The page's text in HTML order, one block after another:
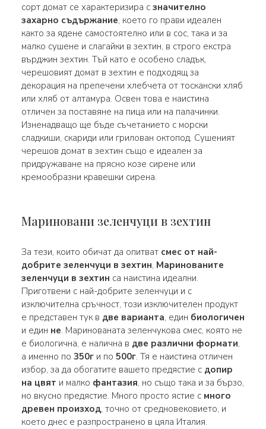
сорт домат се характеризира с значително
захарно съдържание, което го прави идеален
както за ядене самостоятелно или в сос, така и за
малко сушене и слагайки в зехтин, в строго екстра
върджин зехтин. Тъй като е особено сладък,
черешовият домат в зехтин е подходящ за
декорация на препечени хлебчета от тоскански хляб
или хляб от алтамура. Освен това е наистина
отличен за поставяне на пица или на палачинки.
Изненадващо ще бъде съчетанието с морски
сладкиши, скариди или грилован октопод. Сушеният
черешов домат в зехтин също е идеален за
придружаване на прясно козе сирене или
кремообразни кравешки сирена.
Мариновани зеленчуци в зехтин
За тези, които обичат да опитват смес от най-
добрите зеленчуци в зехтин, Маринованите
зеленчуци в зехтин са наистина идеални.
Приготвени с най-добрите зеленчуци и с
изключителна сръчност, този изключителен продукт
е представен тук в две варианта, един биологичен
и един не. Маринованата зеленчукова смес, която не
е биологична, е налична в две различни формати,
а именно по 350ги по 500г. Тя е наистина отличен
избор, за да обогатите вашето предястие с допир
на цвят и малко фантазия, но също така и за бързо,
но вкусно предястие. Много просто ястие с много
древен произход, точно от средновековието, и
което днес е разпространено в цяла Италия.